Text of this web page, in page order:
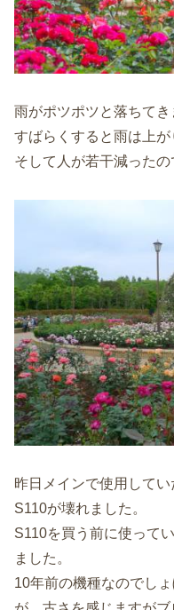
雨がポツポツと落ちてき
すばらくすると雨は上が
そして人が若干減ったの
昨日メインで使用して
S110が壊れました。
S110を買う前に使って
ました。
10年前の機種なのでし